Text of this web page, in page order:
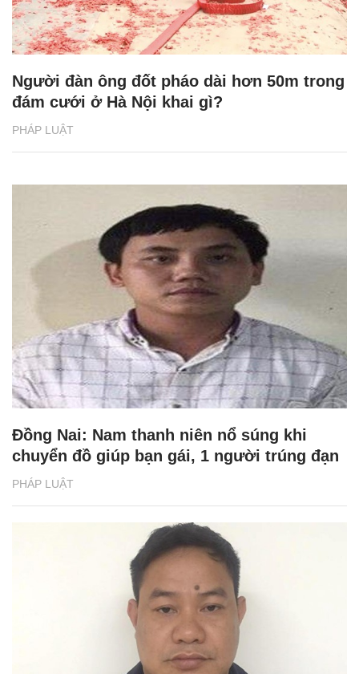
PHÁP LUẬT
Người đàn ông đốt pháo dài hơn 50m trong
đám cưới ở Hà Nội khai gì?
PHÁP LUẬT
Đồng Nai: Nam thanh niên nổ súng khi
chuyển đồ giúp bạn gái, 1 người trúng đạn